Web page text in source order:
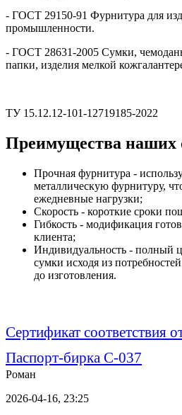
- ГОСТ 29150-91 Фурнитура для
промышленности.
- ГОСТ 28631-2005 Сумки,
папки, изделия мелкой
ТУ 15.12.12-101-12719185-2022
Преимущества наших
Прочная фурнитура -
металлическую фурнитуру,
ежедневные нагрузки;
Скорость - короткие сроки
Гибкость - модификация
клиента;
Индивидуальность - полный
сумки исходя из
до изготовления.
Сертификат соответствия
Паспорт-бирка С-037
Роман
2026-04-16, 23:25